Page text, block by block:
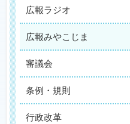
広報ラジオ
広報みやこじま
審議会
条例・規則
行政改革